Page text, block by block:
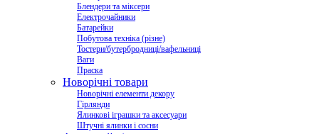
Блендери та міксери
Електрочайники
Батарейки
Побутова техніка (різне)
Тостери/бутербродниці/вафельниці
Ваги
Праска
Новорічні товари
Новорічні елементи декору
Гірлянди
Ялинкові іграшки та аксесуари
Штучні ялинки і сосни